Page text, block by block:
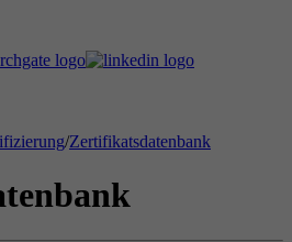
/Zertifikatsdatenbank